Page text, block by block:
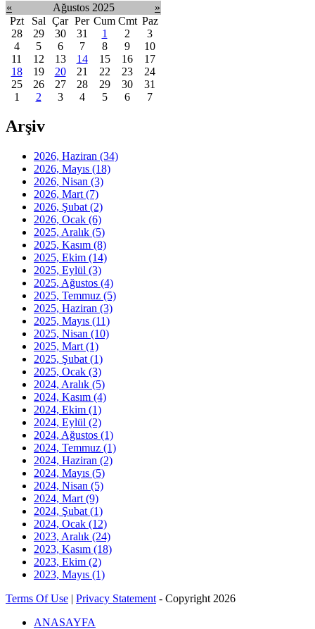
« Ağustos 2025
»
Pzt
Sal Çar Per Cum Cmt Paz
28
29 30 31 1 2
3
4
5 6 7 8 9
10
11
12 13 14 15 16
17
18
19 20 21 22 23
24
25
26 27 28 29 30
31
1
2 3 4 5 6 7
Arşiv
2026, Haziran (34)
2026, Mayıs (18)
2026, Nisan (3)
2026, Mart (7)
2026, Şubat (2)
2026, Ocak (6)
2025, Aralık (5)
2025, Kasım (8)
2025, Ekim (14)
2025, Eylül (3)
2025, Ağustos (4)
2025, Temmuz (5)
2025, Haziran (3)
2025, Mayıs (11)
2025, Nisan (10)
2025, Mart (1)
2025, Şubat (1)
2025, Ocak (3)
2024, Aralık (5)
2024, Kasım (4)
2024, Ekim (1)
2024, Eylül (2)
2024, Ağustos (1)
2024, Temmuz (1)
2024, Haziran (2)
2024, Mayıs (5)
2024, Nisan (5)
2024, Mart (9)
2024, Şubat (1)
2024, Ocak (12)
2023, Aralık (24)
2023, Kasım (18)
2023, Ekim (2)
2023, Mayıs (1)
Terms Of Use | Privacy Statement - Copyright 2026
ANASAYFA